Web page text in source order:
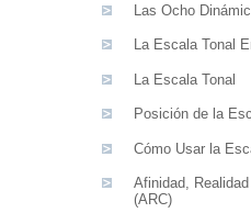
Las Ocho
La Escala Tonal
La Escala Tonal
Posición de la
Cómo Usar la
Afinidad,
(ARC)